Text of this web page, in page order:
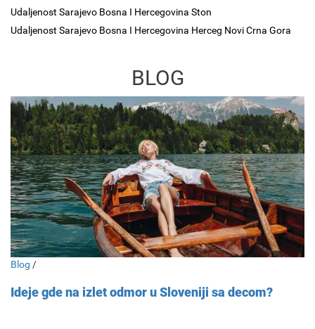
Udaljenost Sarajevo Bosna I Hercegovina Ston
Udaljenost Sarajevo Bosna I Hercegovina Herceg Novi Crna Gora
BLOG
Blog /
Ideje gde na izlet odmor u Sloveniji sa decom?